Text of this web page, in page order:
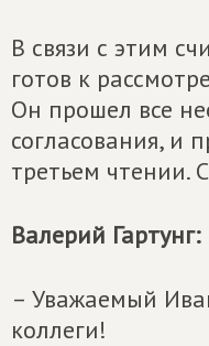
В связи с этим
готов к
Он прошел все
согласования, и
третьем чтении.
Валерий Гартунг:
– Уважаемый
коллеги!